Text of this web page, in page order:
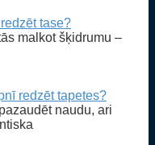
tase?
malkot šķidrumu –
redzēt tapetes?
naudu, ari